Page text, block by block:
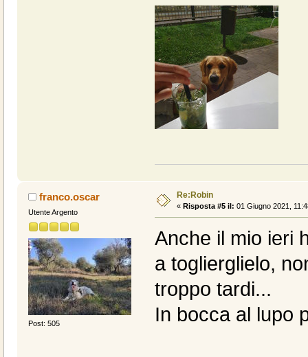
franco.oscar
Utente Argento
Post: 505
Re:Robin
« Risposta #5 il: 01 Giugno 2021,
Anche il mio ieri
a toglierglielo,
troppo tardi...
In bocca al lupo